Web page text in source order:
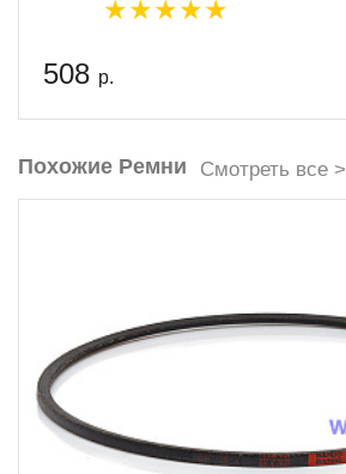
508 р.
Похожие Ремни Смотреть все >